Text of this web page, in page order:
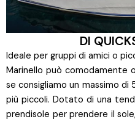
DI
Ideale per gruppi di amici o
Marinello può comodamente
se consigliamo un massimo
più piccoli. Dotato di una
prendisole per prendere il